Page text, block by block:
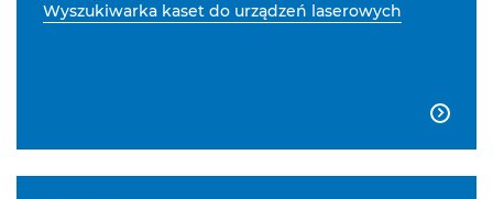
Wyszukiwarka kaset do urządzeń laserowych
